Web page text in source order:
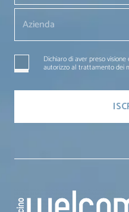
Dichiaro di aver preso
autorizzo al trattamento dei